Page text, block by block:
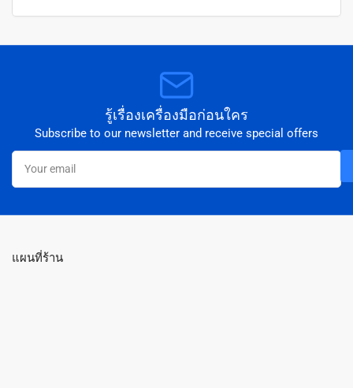
รู้เรื่องเครื่องมือก่อนใคร
Subscribe to our newsletter and receive special offers
Your
email
แผนที่ร้าน